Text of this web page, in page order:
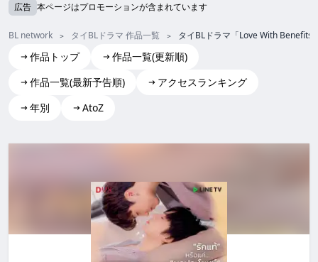
広告 本ページはプロモーションが含まれています
BL network タイBLドラマ 作品一覧 タイBLドラマ「Love With Benefits
作品トップ
作品一覧(更新順)
作品一覧(最新予告順)
アクセスランキング
年別
AtoZ